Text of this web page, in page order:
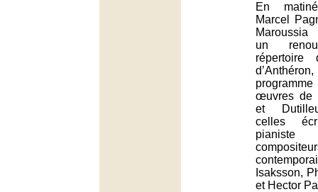
En
Marcel
Maroussia
un
œuvres de
et
celles
Isaksson,
et Hector